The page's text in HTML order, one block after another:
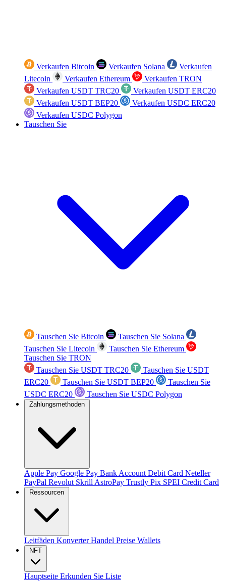
Verkaufen Bitcoin Verkaufen Solana
Verkaufen
Litecoin
Verkaufen Ethereum
Verkaufen TRON
Verkaufen USDT TRC20
Verkaufen USDT ERC20
Verkaufen USDT BEP20
Verkaufen USDC ERC20
Verkaufen USDC Polygon
Tauschen Sie
Tauschen Sie Bitcoin
Tauschen Sie Solana
Tauschen Sie Litecoin
Tauschen Sie Ethereum
Tauschen Sie TRON
Tauschen Sie USDT TRC20
Tauschen Sie USDT
ERC20
Tauschen Sie USDT BEP20
Tauschen Sie
USDC ERC20
Tauschen Sie USDC Polygon
Zahlungsmethoden
Apple Pay Google Pay Bank Account Debit Card Neteller
PayPal Revolut Skrill AstroPay Trustly Pix SPEI Credit Card
Ressourcen
Leitfäden KonverterHandel Preise Wallets
NFT
Hauptseite Erkunden Sie Liste